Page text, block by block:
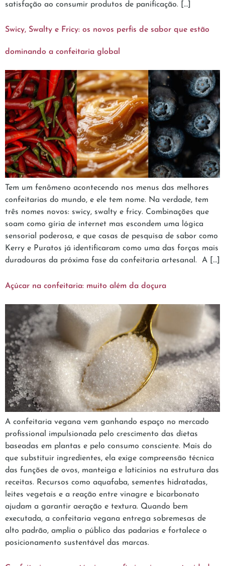
satisfação ao consumir produtos de panificação. […]
Swicy, Swalty e Fricy: os novos perfis de sabor que estão
dominando a confeitaria global
Tem um fenômeno acontecendo nos menus das melhores
confeitarias do mundo, e ele tem nome. Na verdade, tem
três nomes novos: swicy, swalty e fricy. Combinações que
soam como gíria de internet mas escondem uma lógica
sensorial poderosa, e que casas de pesquisa de sabor como
Kerry e Puratos já identificaram como uma das forças mais
duradouras da próxima fase da confeitaria artesanal. A […]
Açúcar na confeitaria: muito além da doçura
A confeitaria vegana vem ganhando espaço no mercado
profissional impulsionada pelo crescimento das dietas
baseadas em plantas e pelo consumo consciente. Mais do
que substituir ingredientes, ela exige compreensão técnica
das funções de ovos, manteiga e laticínios na estrutura das
receitas. Recursos como aquafaba, sementes hidratadas,
leites vegetais e a reação entre vinagre e bicarbonato
ajudam a garantir aeração e textura. Quando bem
executada, a confeitaria vegana entrega sobremesas de
alto padrão, amplia o público das padarias e fortalece o
posicionamento sustentável das marcas.